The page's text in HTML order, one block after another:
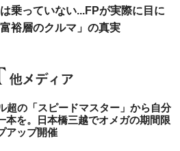
乗っていない...FPが実際に目に
裕層のクルマ」の真実
超の「スピードマスター」から自分
本を。日本橋三越でオメガの期間限
アップ開催